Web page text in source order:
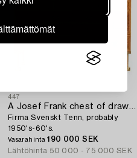
447
A Josef Frank chest of drawers "Tyresöbyrån",
Firma Svenskt Tenn, probably
1950's-60's.
Vasarahinta190 000 SEK
Lähtöhinta 50 000 - 75 000 SEK